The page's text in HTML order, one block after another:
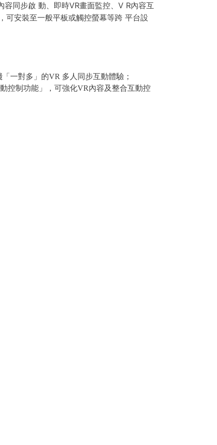
同步啟 動、即時VR畫面監控、V R內容互
可安裝至一般平板或觸控螢幕等跨 平台設
一對多」的VR 多人同步互動體驗；
控制功能」，可強化VR內容及整合互動控